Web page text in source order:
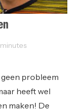
minutes
probleem
heeft wel
maken! De